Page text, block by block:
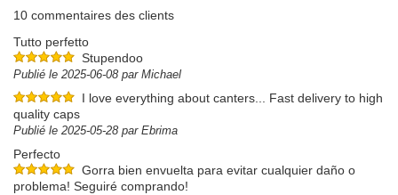
10 commentaires des clients
Tutto perfetto
Stupendoo
Publié le 2025-06-08 par Michael
I love everything about canters... Fast delivery to high
quality caps
Publié le 2025-05-28 par Ebrima
Perfecto
Gorra bien envuelta para evitar cualquier daño o
problema! Seguiré comprando!